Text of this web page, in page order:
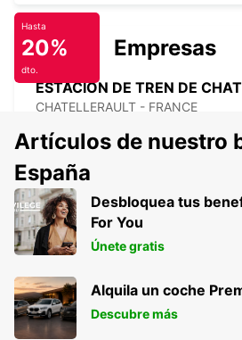
ESTACIÓN DE TREN DE
CHATELLERAULT - FRANCE
CHAUVIGNY
CHAUVIGNY - FRANCE
Hasta
20%
dto.
Empresas
Artículos de nuestro
España
Desbloquea tus
For You
Únete gratis
Alquila un coche
Descubre más